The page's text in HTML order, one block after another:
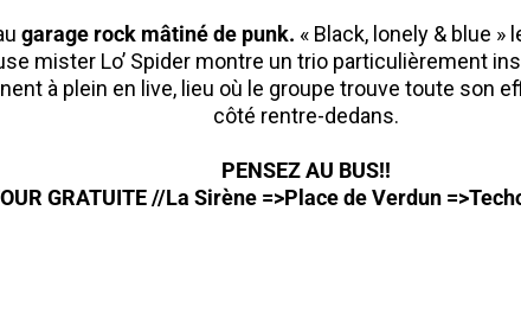
garage rock mâtiné de punk. « Black, lonely & blue
mister Lo’ Spider montre un trio particulièrement
à plein en live, lieu où le groupe trouve toute son
côté rentre-dedans.
PENSEZ AU BUS!!
GRATUITE //La Sirène =>Place de Verdun